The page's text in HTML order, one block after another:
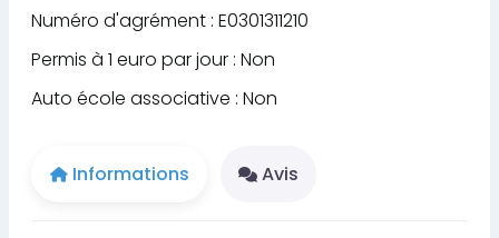
Numéro d'agrément : E0301311210
Permis à 1 euro par jour : Non
Auto école associative : Non
Informations Avis